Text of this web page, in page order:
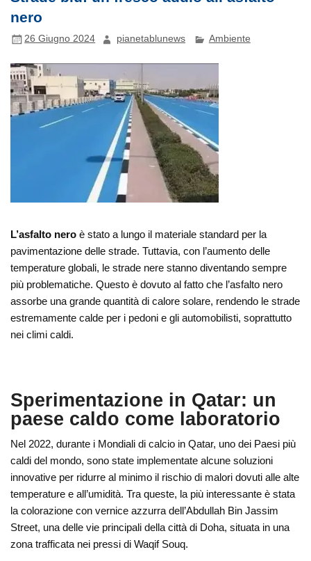
nero
26 Giugno 2024 pianetablunews Ambiente
L’asfalto nero è stato a lungo il materiale standard per la
pavimentazione delle strade. Tuttavia, con l’aumento delle
temperature globali, le strade nere stanno diventando sempre
più problematiche. Questo è dovuto al fatto che l’asfalto nero
assorbe una grande quantità di calore solare, rendendo le strade
estremamente calde per i pedoni e gli automobilisti, soprattutto
nei climi caldi.
Sperimentazione in Qatar: un
paese caldo come laboratorio
Nel 2022, durante i Mondiali di calcio in Qatar, uno dei Paesi più
caldi del mondo, sono state implementate alcune soluzioni
innovative per ridurre al minimo il rischio di malori dovuti alle alte
temperature e all’umidità. Tra queste, la più interessante è stata
la colorazione con vernice azzurra dell’Abdullah Bin Jassim
Street, una delle vie principali della città di Doha, situata in una
zona trafficata nei pressi di Waqif Souq.